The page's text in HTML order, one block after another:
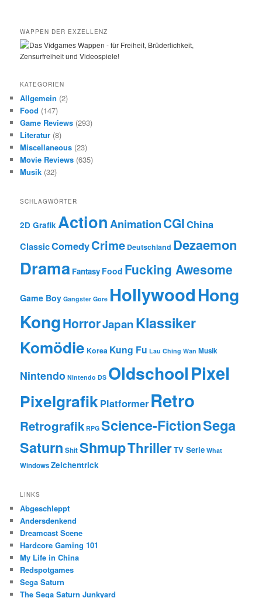
WAPPEN DER EXZELLENZ
KATEGORIEN
Allgemein (2)
Food (147)
Game Reviews (293)
Literatur (8)
Miscellaneous (23)
Movie Reviews (635)
Musik (32)
SCHLAGWÖRTER
2D Grafik ActionAnimationCGIChina
ClassicComedyCrime Deutschland Dezaemon
Drama Fantasy Food Fucking Awesome
Game Boy Gangster Gore HollywoodHong
KongHorrorJapanKlassiker
Komödie Korea Kung Fu Lau Ching Wan Musik
Nintendo Nintendo DS OldschoolPixel
PixelgrafikPlatformer Retro
Retrografik RPG Science-FictionSega
Saturn ShitShmupThrillerTV Serie What
WindowsZeichentrick
LINKS
Abgeschleppt
Andersdenkend
Dreamcast Scene
Hardcore Gaming 101
My Life in China
Redspotgames
Sega Saturn
The Sega Saturn Junkyard